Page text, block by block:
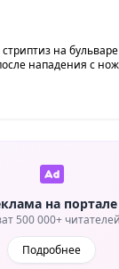
на
нападения с
на портале
500 000+ читателей
Подробнее